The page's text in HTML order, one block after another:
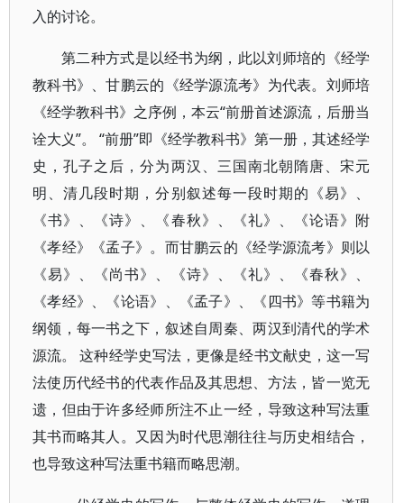
入的讨论。
第二种方式是以经书为纲，此以刘师培的《经学
教科书》、甘鹏云的《经学源流考》为代表。刘师培
《经学教科书》之序例，本云“前册首述源流，后册当
诠大义”。 “前册”即《经学教科书》第一册，其述经学
史，孔子之后，分为两汉、三国南北朝隋唐、宋元
明、清几段时期，分别叙述每一段时期的《易》、
《书》、《诗》、《春秋》、《礼》、《论语》附
《孝经》《孟子》。而甘鹏云的《经学源流考》则以
《易》、《尚书》、《诗》、《礼》、《春秋》、
《孝经》、《论语》、《孟子》、《四书》等书籍为
纲领，每一书之下，叙述自周秦、两汉到清代的学术
源流。 这种经学史写法，更像是经书文献史，这一写
法使历代经书的代表作品及其思想、方法，皆一览无
遗，但由于许多经师所注不止一经，导致这种写法重
其书而略其人。又因为时代思潮往往与历史相结合，
也导致这种写法重书籍而略思潮。